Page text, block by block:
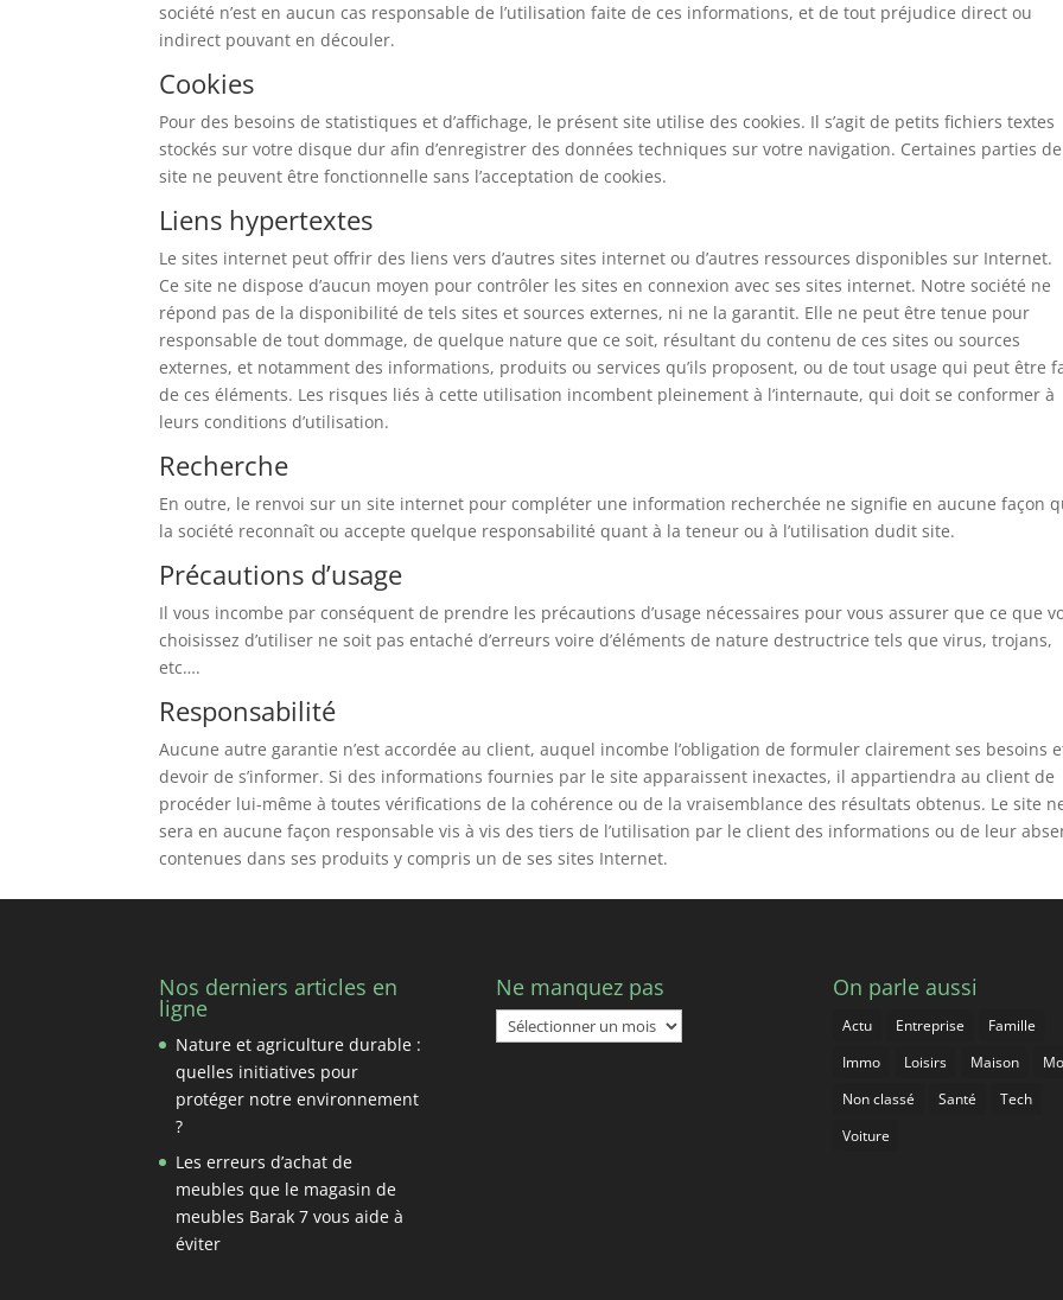
société n’est en aucun cas responsable de l’utilisation faite de ces informations, et de tout préjudice direct ou
indirect pouvant en découler.
Cookies
Pour des besoins de statistiques et d’affichage, le présent site utilise des cookies. Il s’agit de petits fichiers textes
stockés sur votre disque dur afin d’enregistrer des données techniques sur votre navigation. Certaines parties
site ne peuvent être fonctionnelle sans l’acceptation de cookies.
Liens hypertextes
Le sites internet peut offrir des liens vers d’autres sites internet ou d’autres ressources disponibles sur Internet.
Ce site ne dispose d’aucun moyen pour contrôler les sites en connexion avec ses sites internet. Notre société ne
répond pas de la disponibilité de tels sites et sources externes, ni ne la garantit. Elle ne peut être tenue pour
responsable de tout dommage, de quelque nature que ce soit, résultant du contenu de ces sites ou sources
externes, et notamment des informations, produits ou services qu’ils proposent, ou de tout usage qui peut être
de ces éléments. Les risques liés à cette utilisation incombent pleinement à l’internaute, qui doit se conformer à
leurs conditions d’utilisation.
Recherche
En outre, le renvoi sur un site internet pour compléter une information recherchée ne signifie en aucune façon
la société reconnaît ou accepte quelque responsabilité quant à la teneur ou à l’utilisation dudit site.
Précautions d’usage
Il vous incombe par conséquent de prendre les précautions d’usage nécessaires pour vous assurer que ce que
choisissez d’utiliser ne soit pas entaché d’erreurs voire d’éléments de nature destructrice tels que virus, trojans,
etc….
Responsabilité
Aucune autre garantie n’est accordée au client, auquel incombe l’obligation de formuler clairement ses besoins
devoir de s’informer. Si des informations fournies par le site apparaissent inexactes, il appartiendra au client de
procéder lui-même à toutes vérifications de la cohérence ou de la vraisemblance des résultats obtenus. Le site
sera en aucune façon responsable vis à vis des tiers de l’utilisation par le client des informations ou de leur
contenues dans ses produits y compris un de ses sites Internet.
Nos derniers articles en
ligne
Nature et agriculture durable :
quelles initiatives pour
protéger notre environnement
?
Les erreurs d’achat de
meubles que le magasin de
meubles Barak 7 vous aide à
éviter
Ne manquez pas
Ne
manquez
On parle aussi
Actu Entreprise
Famille
Immo
Loisirs Maison
Non classé
Santé
Tech
Voiture